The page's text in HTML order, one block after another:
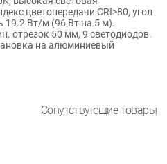
цветопередачи CRI>80, угол
19.2 Вт/м (96 Вт на 5 м).
отрезок 50 мм, 9 светодиодов.
на алюминиевый
Сопутствующие товары